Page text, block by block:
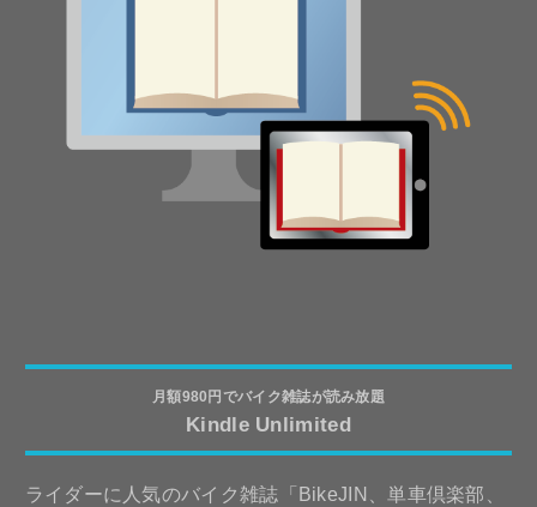
月額980円でバイク雑誌が読み放題
Kindle Unlimited
ライダーに人気のバイク雑誌「BikeJIN、単車倶楽部、